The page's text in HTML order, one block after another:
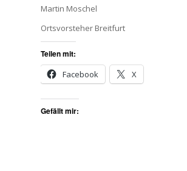
Martin Moschel
Ortsvorsteher Breitfurt
Teilen mit:
Facebook
X
Gefällt mir: